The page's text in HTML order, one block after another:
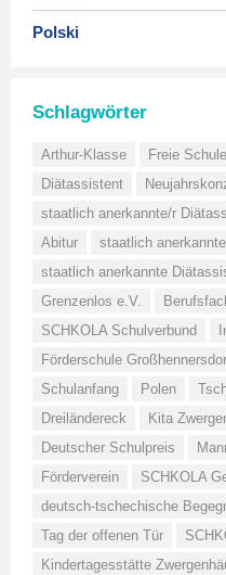
Polski
Schlagwörter
Arthur-Klasse Freie
Diätassistent
staatlich anerkannte/r
Abitur
staatlich
staatlich anerkannte
Grenzenlos e.V.
SCHKOLA Schulverbund
Förderschule
Schulanfang
Polen
Dreiländereck
Kita
Deutscher Schulpreis
Förderverein
SCHKOLA
deutsch-tschechische
Tag der offenen Tür
Kindertagesstätte